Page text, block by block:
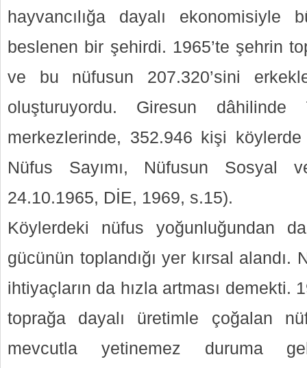
hayvancılığa dayalı ekonomisiyle
beslenen bir şehirdi. 1965’te şehrin
ve bu nüfusun 207.320’sini
oluşturuyordu. Giresun
merkezlerinde, 352.946 kişi
Nüfus Sayımı, Nüfusun Sosyal
24.10.1965, DİE, 1969, s.15).
Köylerdeki nüfus yoğunluğundan
gücünün toplandığı yer kırsal alandı.
ihtiyaçların da hızla artması demekti.
toprağa dayalı üretimle çoğalan
mevcutla yetinemez duruma